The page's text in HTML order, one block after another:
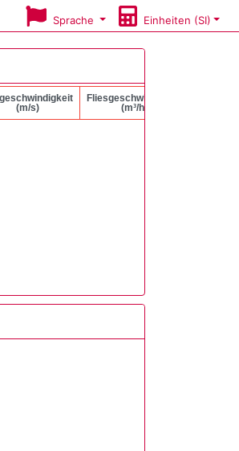
Sprache Einheiten (SI)
(m/s)
Fliesgeschwindigkeit
(m³/h)